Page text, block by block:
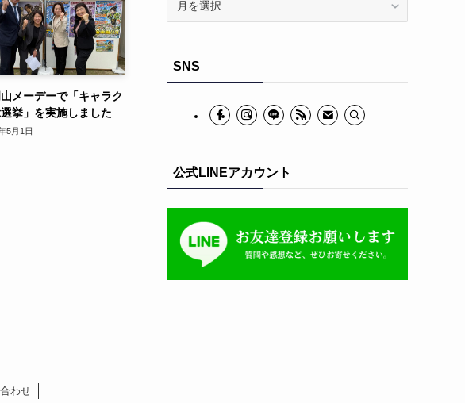
メーデーで「キャラク
挙」を実施しました
5月1日
ブSNS
公式LINEアカウント
わせ